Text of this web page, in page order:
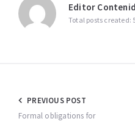
Editor
Total posts created:
Navegación
PREVIOUS POST
Formal obligations for